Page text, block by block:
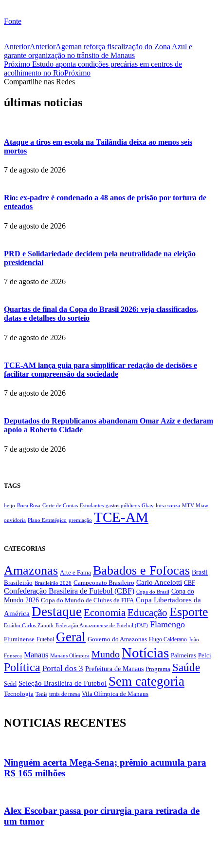
Fonte
AnteriorAnteriorAgeman reforça fiscalização do Zona Azul e
garante organização no trânsito de Manaus
Próximo Estudo aponta condições precárias em centros de
acolhimento no RioPróximo
Compartilhe nas Redes
últimas noticias
Ataque a tiros em escola na Tailândia deixa ao menos seis
mortos
7 de agosto de 2026
Rio: ex-padre é condenado a 48 anos de prisão por tortura de
enteados
7 de agosto de 2026
PRD e Solidariedade decidem pela neutralidade na eleição
presidencial
7 de agosto de 2026
Quartas de final da Copa do Brasil 2026: veja classificados,
datas e detalhes do sorteio
7 de agosto de 2026
TCE-AM lança guia para simplificar redação de decisões e
facilitar compreensão da sociedade
7 de agosto de 2026
Deputados do Republicanos abandonam Omar Aziz e declaram
apoio a Roberto Cidade
7 de agosto de 2026
TAGS
beijo Boca Rosa Corte de Contas Estudantes gastos públicos Gkay luisa sonza MTV Miaw
ouvidoria Plano Estratégico premiação TCE-AM
CATEGORIAS
Amazonas Arte e Fama Babados e Fofocas Brasil
Brasileirão Brasileirão 2026 Campeonato Brasileiro Carlo Ancelotti CBF
Confederação Brasileira de Futebol (CBF) Copa do Brasil Copa do
Mundo 2026 Copa do Mundo de Clubes da FIFA Copa Libertadores da
América Destaque EconomiaEducação Esporte
Estádio Carlos Zamith Federação Amazonense de Futebol (FAF) Flamengo
Fluminense Futebol Geral Governo do Amazonas Hugo Calderano João
Fonseca Manaus Manaus Olímpica MundoNotícias Palmeiras Pelci
Política Portal dos 3 Prefeitura de Manaus Programa Saúde
Sedel Seleção Brasileira de Futebol Sem categoria
Tecnologia Tenis tenis de mesa Vila Olímpica de Manaus
NOTICIAS RECENTES
Ninguém acerta Mega-Sena; prêmio acumula para
R$ 165 milhões
Alex Escobar passa por cirurgia para retirada de
um tumor